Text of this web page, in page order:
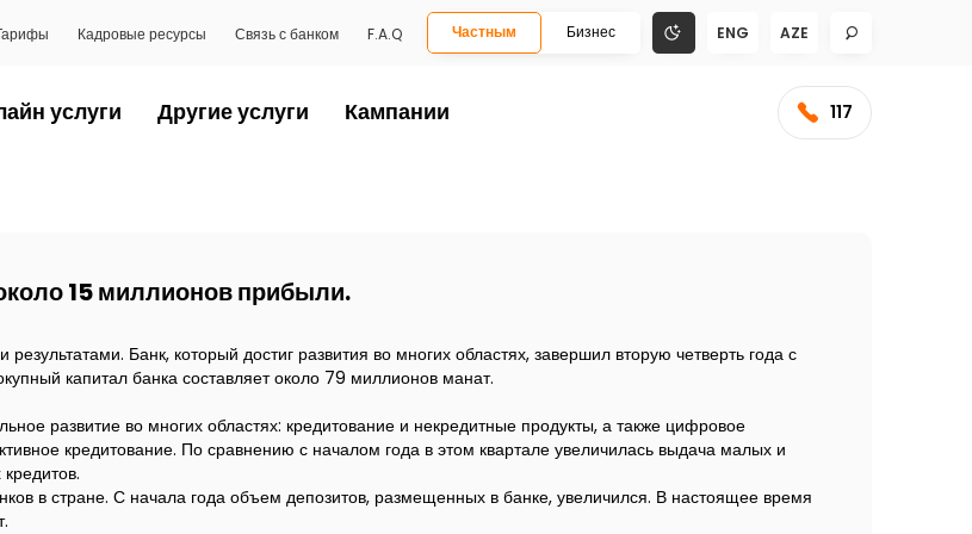
Кадровые ресурсы Связь с банком F.A.Q Частным Бизнес ENG AZE
услуги Другие услуги Кампании 117
15 миллионов прибыли.
Банк, который достиг развития во многих областях, завершил вторую четверть года с
капитал банка составляет около 79 миллионов манат.
развитие во многих областях: кредитование и некредитные продукты, а также цифровое
кредитование. По сравнению с началом года в этом квартале увеличилась выдача малых и
в стране. С начала года объем депозитов, размещенных в банке, увеличился. В настоящее время